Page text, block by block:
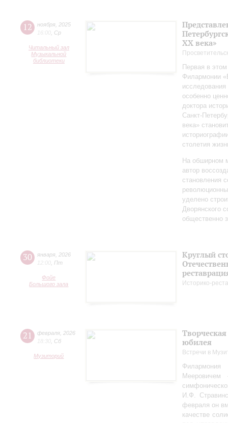
12 ноября 2025
16:00 Ср
Читальный зал
Музыкальной
библиотеки
ХХ века»
Первая в
Филармонии
особенно
доктора
века»
столетия
На обширном
автор
становления
уделено
Дворянского
общественно
30 января 2026
12:00 Пт
Фойе
Большого зала
Круглый
Историко-
21 февраля 2026
18:30 Сб
Музиторий
юбилея
Встречи в
Мееровичем
И.Ф.
февраля он
качестве